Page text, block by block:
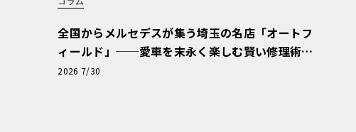
全国からメルセデスが集う埼玉の名店「オートフ
ィールド」──愛車を末永く楽しむ賢い修理術
と、プロがフックス製オイルを選ぶ理由〈PR〉
2026 7/30